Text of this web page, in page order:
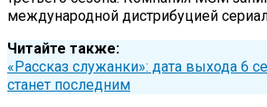
международной дистрибуцией
Читайте также:
«Рассказ служанки»: дата выхода 6
станет последним